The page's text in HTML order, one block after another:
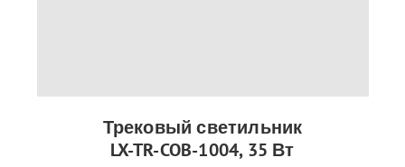
Трековый светильник
LX-TR-COB-1004, 35 Вт